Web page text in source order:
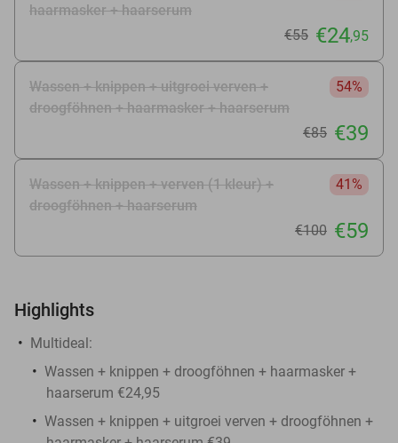
haarmasker + haarserum
€55 €24,95
Wassen + knippen + uitgroei verven +
droogföhnen + haarmasker + haarserum
54%
€85 €39
Wassen + knippen + verven (1 kleur) +
droogföhnen + haarserum
41%
€100 €59
Highlights
Multideal:
Wassen + knippen + droogföhnen + haarmasker +
haarserum €24,95
Wassen + knippen + uitgroei verven + droogföhnen +